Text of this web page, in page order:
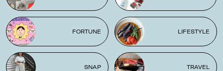
FORTUNE LIFESTYLE
SNAP TRAVEL